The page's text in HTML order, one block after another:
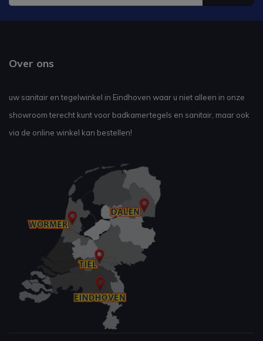
Over ons
uw sanitair en tegelwinkel in Eindhoven waar u niet alleen in onze
showroom terecht kunt voor badkamertegels en sanitair, maar ook
via de online winkel kan bestellen!